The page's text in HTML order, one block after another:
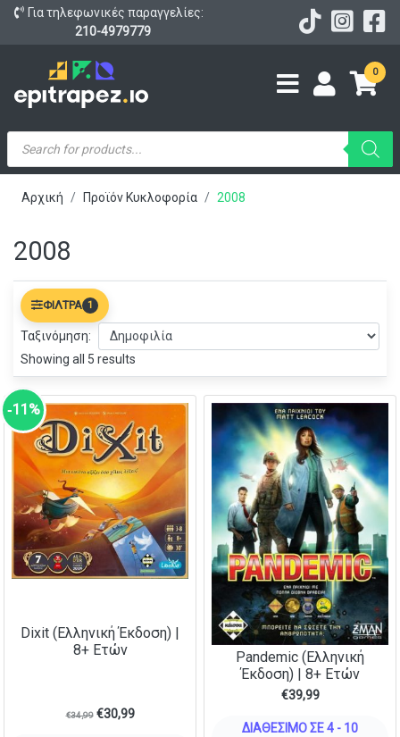
Για τηλεφωνικές παραγγελίες:
210-4979779
0
Products
search
Αρχική Προϊόν Κυκλοφορία 2008
2008
Showing all 5 results
ΦΊΛΤΡΑ 1
Ταξινόμηση:
‑11%
Dixit (Ελληνική Έκδοση) |
8+ Ετών
€34,99 €30,99
Pandemic (Ελληνική
Έκδοση) | 8+ Ετών
€39,99
ΔΙΑΘΈΣΙΜΟ ΣΕ 4 - 10